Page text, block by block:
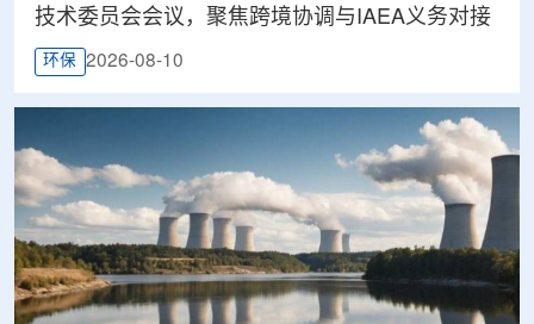
技术委员会会议，聚焦跨境协调与IAEA义务对接
环保 2026-08-10